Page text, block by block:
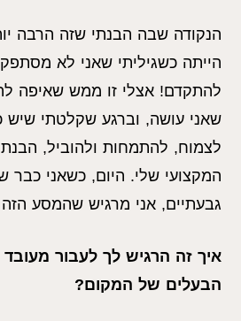
הנקודה שבה הבנתי שזה הרבה
הייתה כשגיליתי שאני לא
להתקדם! אצלי זו ממש שאיפה
שאני עושה, וברגע שקלטתי שיש
לצמוח, להתמחות ולהוביל,
המקצועי שלי. היום, כשאני כבר
גבעתיים, אני מרגיש שהמסע
איך זה הרגיש לך לעבור
הבעלים של המקום?